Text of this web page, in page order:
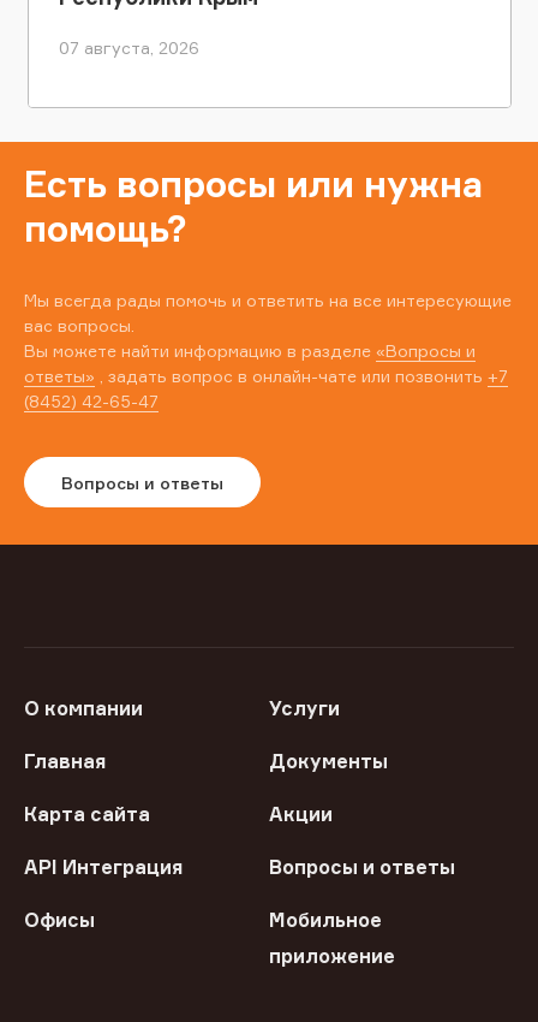
07 августа, 2026
Есть вопросы или нужна
помощь?
Мы всегда рады помочь и ответить на все интересующие
вас вопросы.
Вы можете найти информацию в разделе «Вопросы и
ответы» , задать вопрос в онлайн-чате или позвонить +7
(8452) 42-65-47
Вопросы и ответы
О компании Услуги
Главная Документы
Карта сайта Акции
API Интеграция Вопросы и ответы
Офисы
Мобильное
приложение